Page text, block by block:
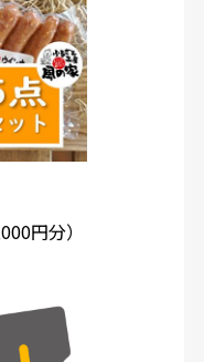
円分）